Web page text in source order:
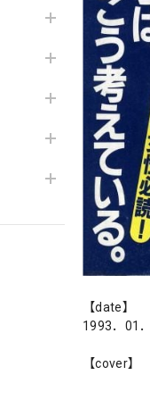
【date】
1993．01
【cover】